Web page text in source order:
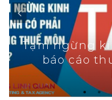
Tạm ngừng
báo cáo